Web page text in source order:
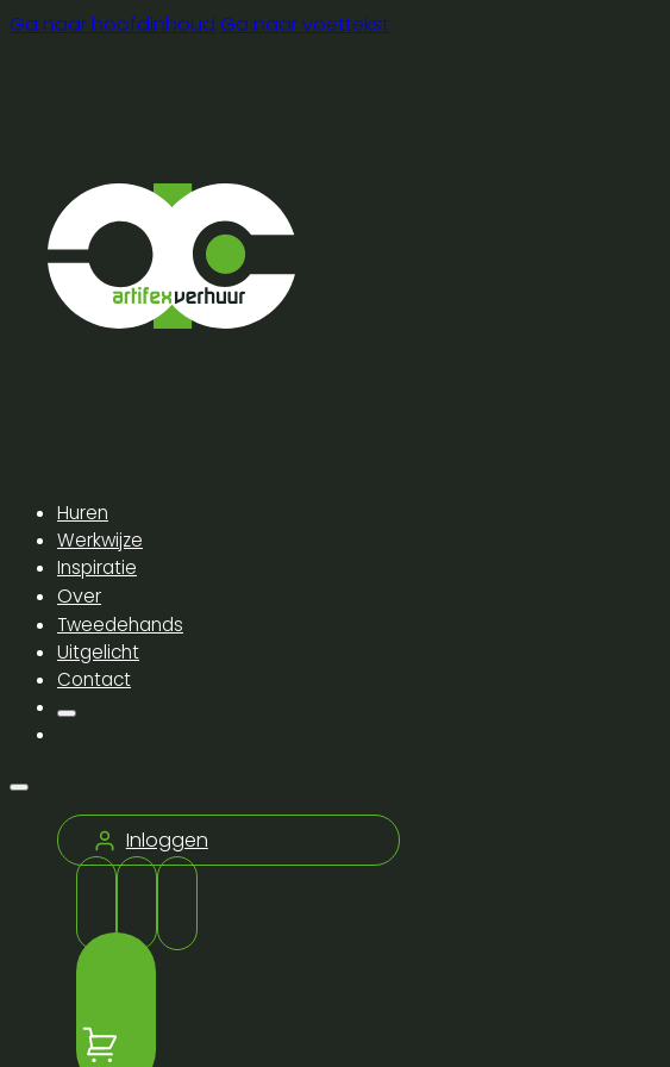
Ga naar hoofdinhoud Ga naar voettekst
Huren
Werkwijze
Inspiratie
Over
Tweedehands
Uitgelicht
Contact
Inloggen